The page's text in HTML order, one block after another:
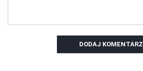
DODAJ KOMENTARZ